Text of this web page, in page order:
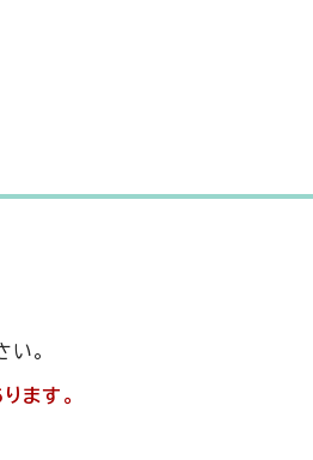
。
ます。